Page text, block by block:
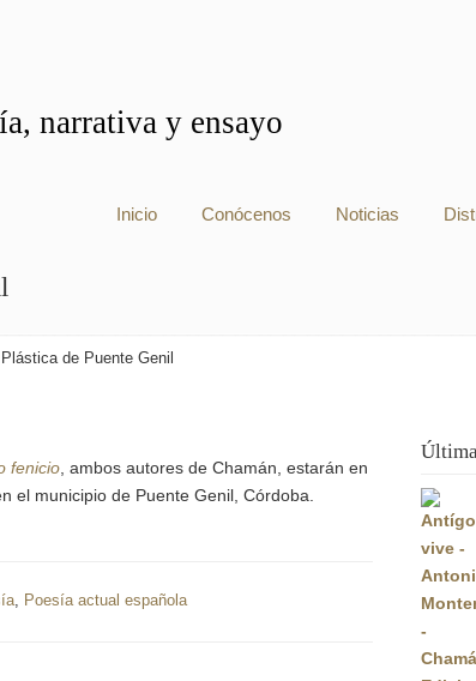
narrativa y ensayo
Inicio Conócenos Noticias
de Puente Genil
fenicio , ambos autores de Chamán, estarán en
el municipio de Puente Genil, Córdoba.
, Poesía actual española